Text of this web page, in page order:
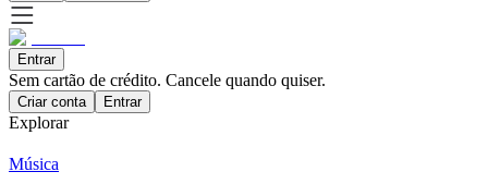
Entrar
Sem cartão de crédito. Cancele quando quiser.
Criar conta Entrar
Explorar
Música